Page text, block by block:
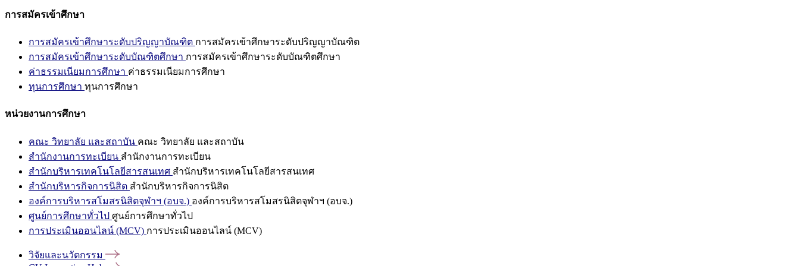
การสมัครเข้าศึกษา
การสมัครเข้าศึกษาระดับปริญญาบัณฑิต การสมัครเข้าศึกษาระดับปริญญาบัณฑิต
การสมัครเข้าศึกษาระดับบัณฑิตศึกษา การสมัครเข้าศึกษาระดับบัณฑิตศึกษา
ค่าธรรมเนียมการศึกษา ค่าธรรมเนียมการศึกษา
ทุนการศึกษา ทุนการศึกษา
หน่วยงานการศึกษา
คณะ วิทยาลัย และสถาบัน คณะ วิทยาลัย และสถาบัน
สำนักงานการทะเบียน สำนักงานการทะเบียน
สำนักบริหารเทคโนโลยีสารสนเทศ สำนักบริหารเทคโนโลยีสารสนเทศ
สำนักบริหารกิจการนิสิต สำนักบริหารกิจการนิสิต
องค์การบริหารสโมสรนิสิตจุฬาฯ (อบจ.) องค์การบริหารสโมสรนิสิตจุฬาฯ (อบจ.)
ศูนย์การศึกษาทั่วไป ศูนย์การศึกษาทั่วไป
การประเมินออนไลน์ (MCV) การประเมินออนไลน์ (MCV)
วิจัยและนวัตกรรม